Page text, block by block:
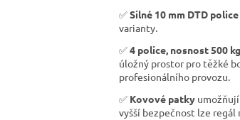
✅Silné 10 mm DTD police
varianty.
✅4 police, nosnost 500
úložný prostor pro těžké
profesionálního provozu.
✅ Kovové patky
vyšší bezpečnost lze